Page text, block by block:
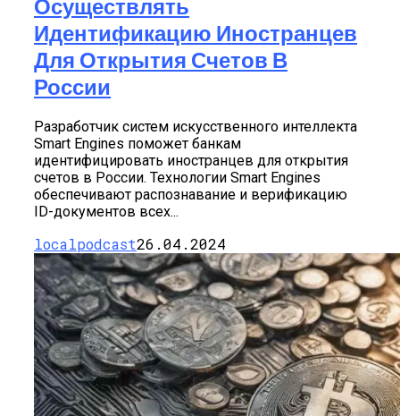
Осуществлять
Идентификацию Иностранцев
Для Открытия Счетов В
России
Разработчик систем искусственного интеллекта
Smart Engines поможет банкам
идентифицировать иностранцев для открытия
счетов в России. Технологии Smart Engines
обеспечивают распознавание и верификацию
ID-документов всех...
localpodcast26.04.2024